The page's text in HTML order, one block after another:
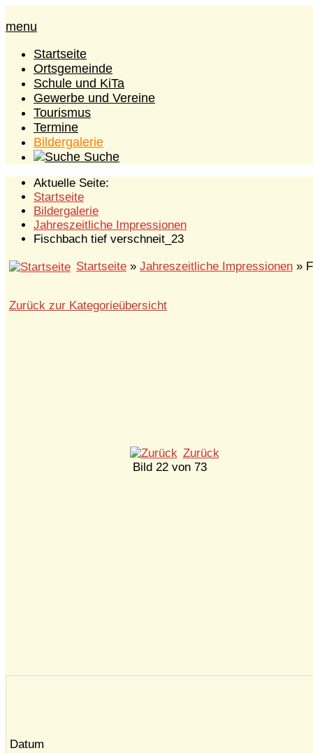
menu
Startseite
Ortsgemeinde
Schule und KiTa
Gewerbe und Vereine
Tourismus
Termine
Bildergalerie
Suche
Aktuelle Seite:
Startseite
Bildergalerie
Jahreszeitliche Impressionen
Fischbach tief verschneit_23
Startseite » Jahreszeitliche Impressionen »
Zurück zur Kategorieübersicht
Zurück
Bild 22 von 73
Datum